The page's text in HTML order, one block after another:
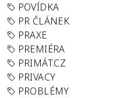
POVÍDKA
PR ČLÁNEK
PRAXE
PREMIÉRA
PRIMÁT.CZ
PRIVACY
PROBLÉMY